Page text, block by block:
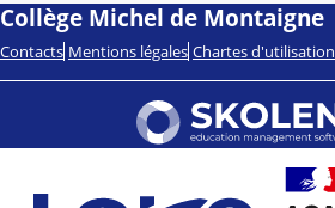
Collège Michel de Montaigne
Contacts Mentions légales Chartes d'utilisation